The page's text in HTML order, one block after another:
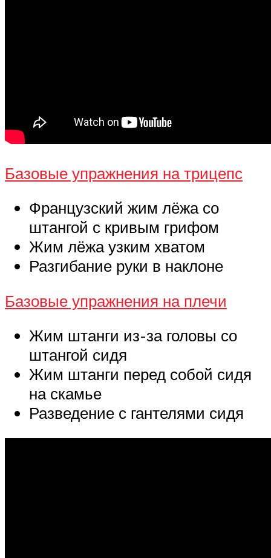
Базовые упражнения на трицепс
Французский жим лёжа со
штангой с кривым грифом
Жим лёжа узким хватом
Разгибание руки в наклоне
Базовые упражнения на плечи
Жим штанги из-за головы со
штангой сидя
Жим штанги перед собой сидя
на скамье
Разведение с гантелями сидя